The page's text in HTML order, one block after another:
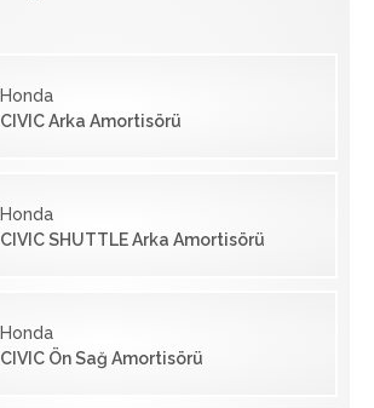
Honda
CIVIC Arka Amortisörü
Honda
CIVIC SHUTTLE Arka Amortisörü
Honda
CIVIC Ön Sağ Amortisörü